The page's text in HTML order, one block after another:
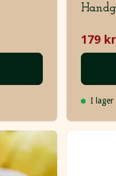
179 kr
I lager